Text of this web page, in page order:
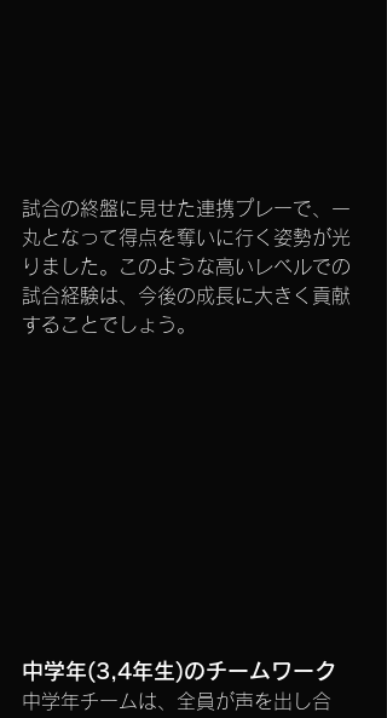
試合の終盤に見せた連携プレーで、一
丸となって得点を奪いに行く姿勢が光
りました。このような高いレベルでの
試合経験は、今後の成長に大きく貢献
することでしょう。
中学年(3,4年生)のチームワーク
中学年チームは、全員が声を出し合